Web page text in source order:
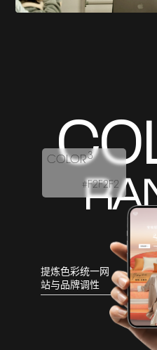
COLOR3
#F2F2F2
提炼色彩统一网
站与品牌调性